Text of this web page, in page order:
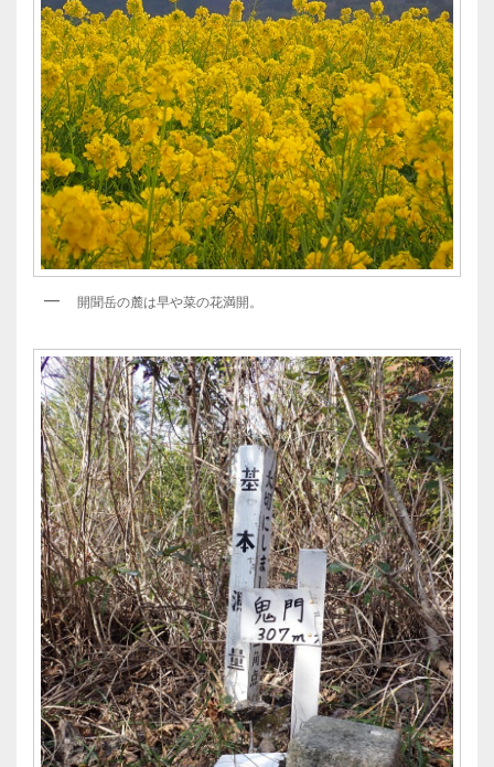
開聞岳の麓は早や菜の花満開。